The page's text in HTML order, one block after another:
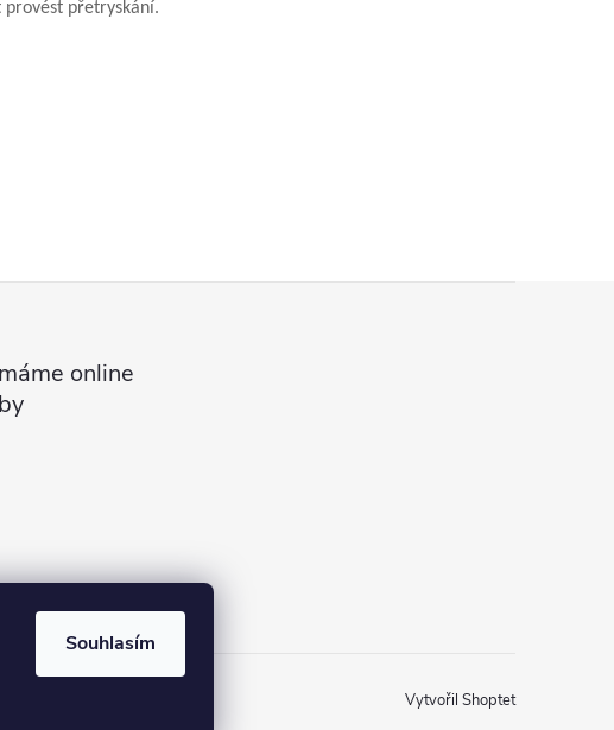
Souhlasím
provést přetryskání.
online
Vytvořil Shoptet